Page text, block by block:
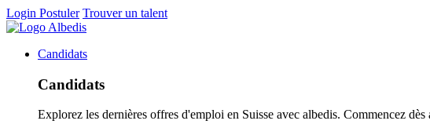
Login Postuler Trouver un talent
Candidats
Candidats
Explorez les dernières offres d'emploi en Suisse avec albedis. Commencez